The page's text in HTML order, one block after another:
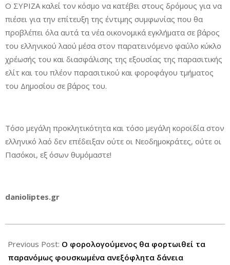
Ο ΣΥΡΙΖΑ καλεί τον κόσμο να κατέβει στους δρόμους για να
πιέσει για την επίτευξη της έντιμης συμφωνίας που θα
προβλέπει όλα αυτά τα νέα οικονομικά εγκλήματα σε βάρος
του ελληνικού λαού μέσα στον παρατεινόμενο φαύλο κύκλο
χρέωσής του και διασφάλισης της εξουσίας της παρασιτικής
ελίτ και του πλέον παρασιτικού και φοροφάγου τμήματος
του Δημοσίου σε βάρος του.
Τόσο μεγάλη προκλητικότητα και τόσο μεγάλη κοροϊδία στον
ελληνικό λαό δεν επέδειξαν ούτε οι Νεοδημοκράτες, ούτε οι
Πασόκοι, εξ όσων θυμόμαστε!
danioliptes.gr
05-
20
Previous Post: Ο φορολογούμενος θα φορτωιθεί τα
παρανόμως φουσκωμένα ανεξόφλητα δάνεια